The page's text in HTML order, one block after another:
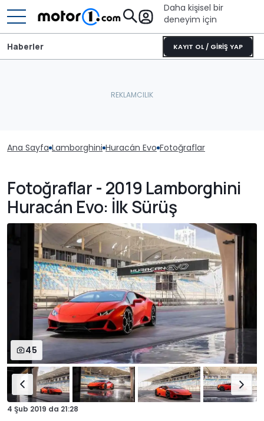
Daha kişisel bir
deneyim için
KAYIT OL / GİRİŞ YAP
Haberler
Ana Sayfa Lamborghini Huracán Evo Fotoğraflar
Fotoğraflar - 2019 Lamborghini
Huracán Evo: İlk Sürüş
45
4 Şub 2019 da 21:28